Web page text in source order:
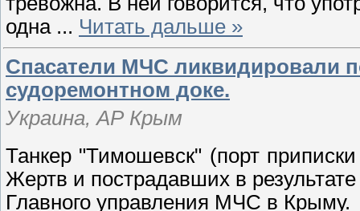
одна ... Читать дальше »
Спасатели МЧС ликвидировали
судоремонтном доке.
Украина, АР Крым
Танкер "Тимошевск" (порт
Жертв и пострадавших в
Главного управления МЧС в Крыму.